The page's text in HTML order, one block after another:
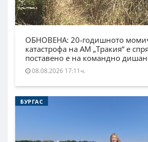
ОБНОВЕНА: 20-годишното
катастрофа на АМ „Тракия“ е
поставено е на командно
08.08.2026 17:11ч.
БУРГАС